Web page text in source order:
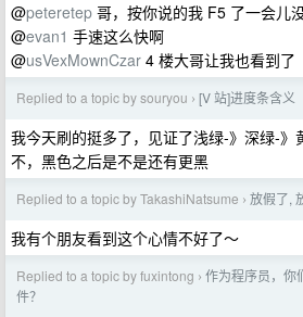
@peteretep 哥，按你说的我 F5 了一会儿
@evan1 手速这么快啊
@usVexMownCzar 4 楼大哥让我也看到了
Replied to a topic by souryou › [V 站]进度条含义
我今天刷的挺多了，见证了浅绿-》深绿-》
不，黑色之后是不是还有更黑
Replied to a topic by TakashiNatsume › 放假了,
我有个朋友看到这个心情不好了～
Replied to a topic by fuxintong › 作为程序员，你
件？